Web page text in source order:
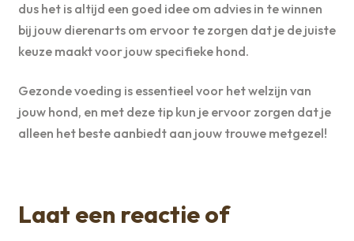
dus het is altijd een goed idee om advies in te winnen
bij jouw dierenarts om ervoor te zorgen dat je de juiste
keuze maakt voor jouw specifieke hond.
Gezonde voeding is essentieel voor het welzijn van
jouw hond, en met deze tip kun je ervoor zorgen dat je
alleen het beste aanbiedt aan jouw trouwe metgezel!
Laat een reactie of